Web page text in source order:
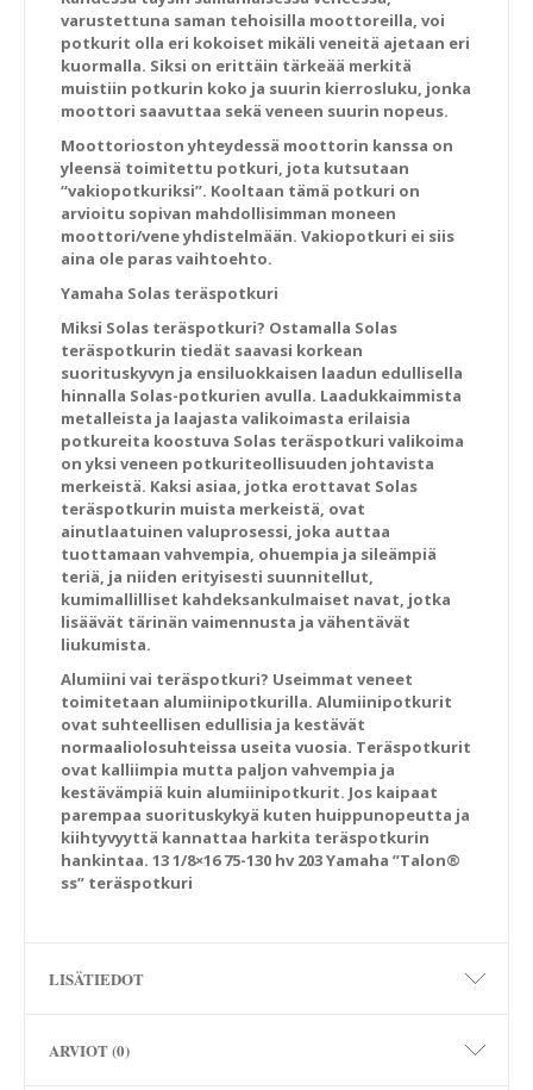
varustettuna saman tehoisilla moottoreilla, voi
potkurit olla eri kokoiset mikäli veneitä ajetaan eri
kuormalla. Siksi on erittäin tärkeää merkitä
muistiin potkurin koko ja suurin kierrosluku, jonka
moottori saavuttaa sekä veneen suurin nopeus.
Moottorioston yhteydessä moottorin kanssa on
yleensä toimitettu potkuri, jota kutsutaan
“vakiopotkuriksi”. Kooltaan tämä potkuri on
arvioitu sopivan mahdollisimman moneen
moottori/vene yhdistelmään. Vakiopotkuri ei siis
aina ole paras vaihtoehto.
Yamaha Solas teräspotkuri
Miksi Solas teräspotkuri? Ostamalla Solas
teräspotkurin tiedät saavasi korkean
suorituskyvyn ja ensiluokkaisen laadun edullisella
hinnalla Solas-potkurien avulla. Laadukkaimmista
metalleista ja laajasta valikoimasta erilaisia
potkureita koostuva Solas teräspotkuri valikoima
on yksi veneen potkuriteollisuuden johtavista
merkeistä. Kaksi asiaa, jotka erottavat Solas
teräspotkurin muista merkeistä, ovat
ainutlaatuinen valuprosessi, joka auttaa
tuottamaan vahvempia, ohuempia ja sileämpiä
teriä, ja niiden erityisesti suunnitellut,
kumimallilliset kahdeksankulmaiset navat, jotka
lisäävät tärinän vaimennusta ja vähentävät
liukumista.
Alumiini vai teräspotkuri? Useimmat veneet
toimitetaan alumiinipotkurilla. Alumiinipotkurit
ovat suhteellisen edullisia ja kestävät
normaaliolosuhteissa useita vuosia. Teräspotkurit
ovat kalliimpia mutta paljon vahvempia ja
kestävämpiä kuin alumiinipotkurit. Jos kaipaat
parempaa suorituskykyä kuten huippunopeutta ja
kiihtyvyyttä kannattaa harkita teräspotkurin
hankintaa. 13 1/8×16 75-130 hv 203 Yamaha ”Talon®
ss” teräspotkuri
LISÄTIEDOT
ARVIOT (0)